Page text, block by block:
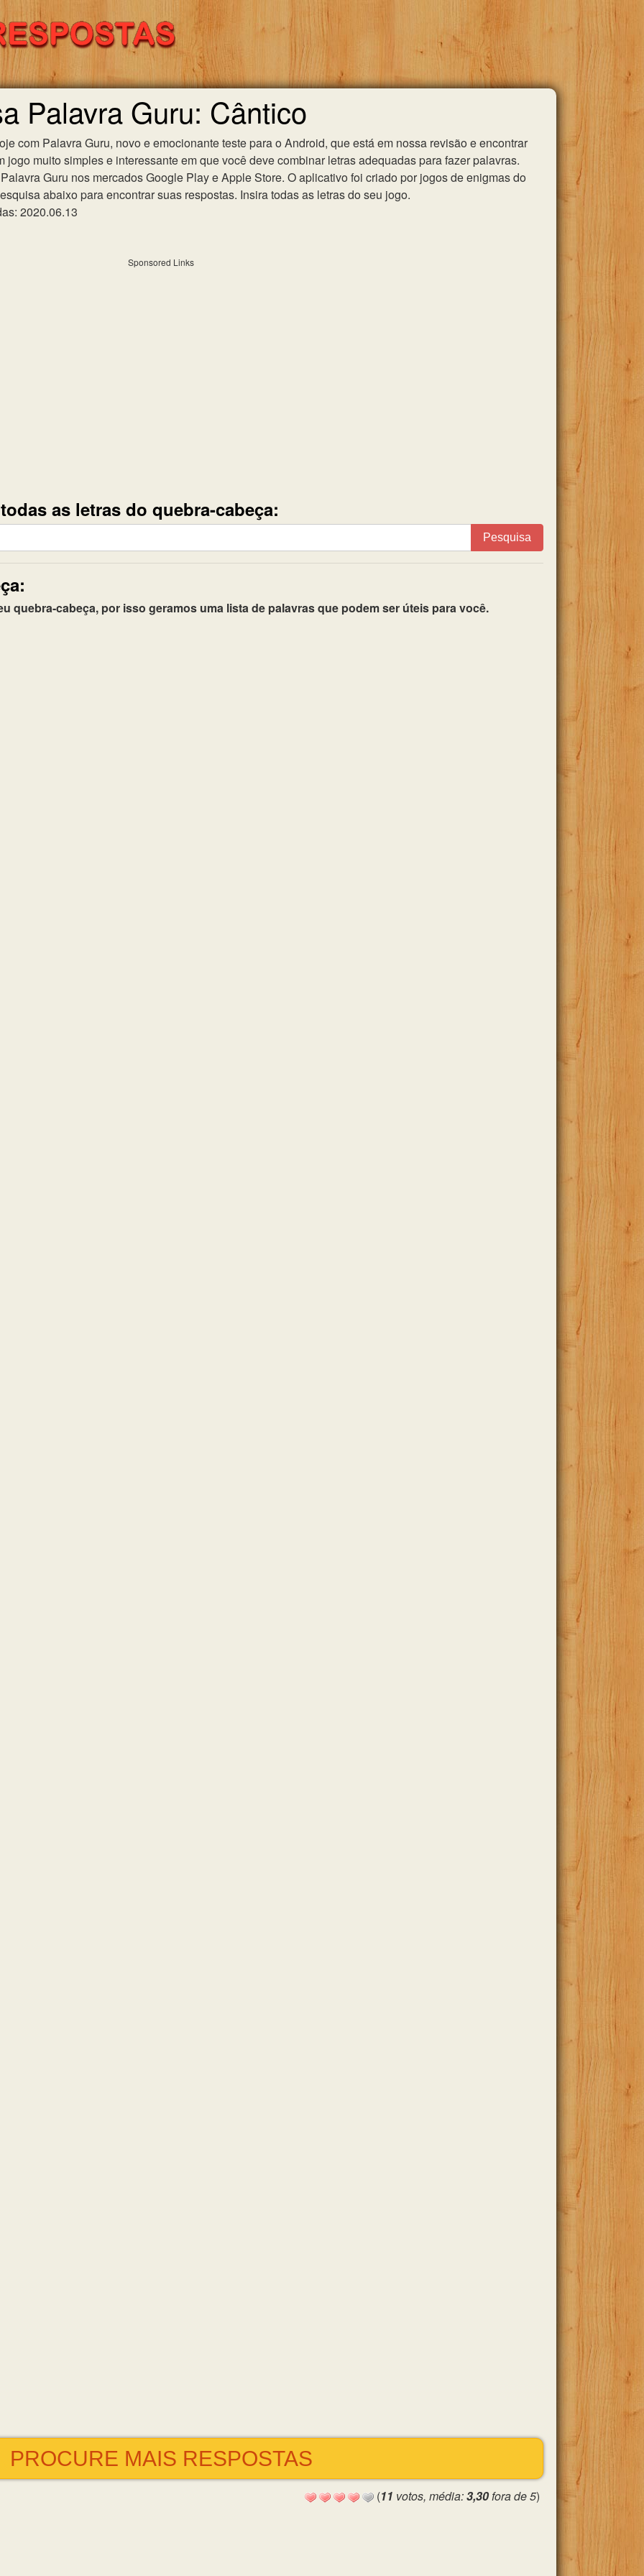
Palavra Guru: Cântico
com Palavra Guru, novo e emocionante teste para o Android, que está em nossa revisão e encontrar
jogo muito simples e interessante em que você deve combinar letras adequadas para fazer palavras.
Guru nos mercados Google Play e Apple Store. O aplicativo foi criado por jogos de enigmas do
abaixo para encontrar suas respostas. Insira todas as letras do seu jogo.
2020.06.13
Sponsored Links
as letras do quebra-cabeça:
Pesquisa
quebra-cabeça, por isso geramos uma lista de palavras que podem ser úteis para você.
PROCURE MAIS RESPOSTAS
(11 votos, média:3,30fora de 5)